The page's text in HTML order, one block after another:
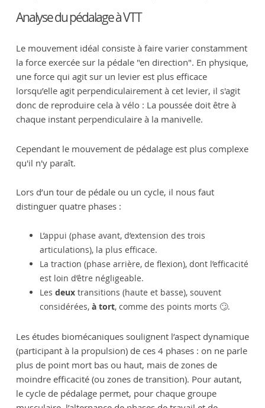
Analyse du pédalage à VTT
Le mouvement idéal consiste à faire varier constamment
la force exercée sur la pédale "en direction". En physique,
une force qui agit sur un levier est plus efficace
lorsqu’elle agit perpendiculairement à cet levier, il s'agit
donc de reproduire cela à vélo : La poussée doit être à
chaque instant perpendiculaire à la manivelle.
Cependant le mouvement de pédalage est plus complexe
qu'il n'y paraît.
Lors d’un tour de pédale ou un cycle, il nous faut
distinguer quatre phases :
L’appui (phase avant, d’extension des trois
articulations), la plus efficace.
La traction (phase arrière, de flexion), dont l’efficacité
est loin d’être négligeable.
Les deuxtransitions (haute et basse), souvent
considérées, à tort, comme des points morts 🙄.
Les études biomécaniques soulignent l’aspect dynamique
(participant à la propulsion) de ces 4 phases : on ne parle
plus de point mort bas ou haut, mais de zones de
moindre efficacité (ou zones de transition). Pour autant,
le cycle de pédalage permet, pour chaque groupe